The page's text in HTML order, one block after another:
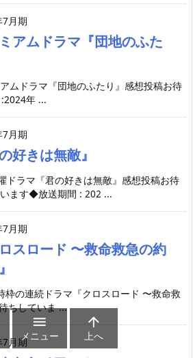
月期
アムドラマ『団地のふた
ムドラマ『団地のふたり』感想投稿お待
年 ...
月期
好きは無敵』
ドラマ『君の好きは無敵』感想投稿お待
ます◆放送期間 : 202 ...
月期
ロスロード 〜救命救急の約
枠の連続ドラマ『クロスロード 〜救命救
ちしていま ...
7月期

メニュー

上へ